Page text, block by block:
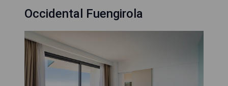
Occidental Fuengirola